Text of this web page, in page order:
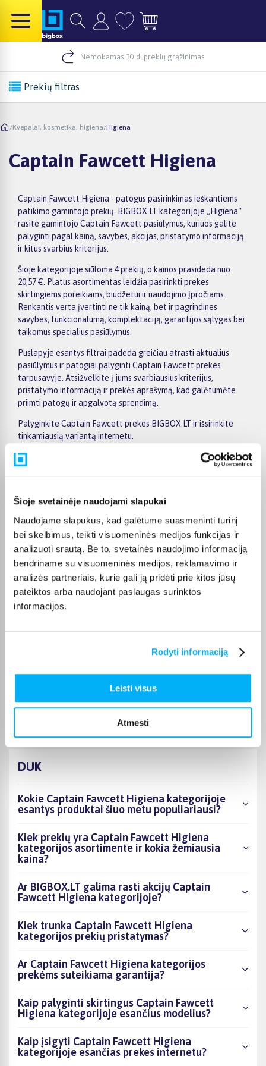
Šioje svetainėje naudojami slapukai
Naudojame slapukus, kad galėtume suasmeninti turinį
bei skelbimus, teikti visuomeninės medijos funkcijas ir
analizuoti srautą. Be to, svetainės naudojimo informaciją
bendriname su visuomeninės medijos, reklamavimo ir
analizės partneriais, kurie gali ją pridėti prie kitos jūsų
pateiktos arba naudojant paslaugas surinktos
informacijos.
Rodyti informaciją
Leisti visus
Atmesti
Nemokamas 30 d. prekių grąžinimas
Prekių filtras
/Kvepalai, kosmetika, higiena/Higiena
Captain Fawcett Higiena
Captain Fawcett Higiena - patogus pasirinkimas ieškantiems
patikimo gamintojo prekių. BIGBOX.LT kategorijoje „Higiena“
rasite gamintojo Captain Fawcett pasiūlymus, kuriuos galite
palyginti pagal kainą, savybes, akcijas, pristatymo informaciją
ir kitus svarbius kriterijus.
Šioje kategorijoje siūloma 4 prekių, o kainos prasideda nuo
20,57 €. Platus asortimentas leidžia pasirinkti prekes
skirtingiems poreikiams, biudžetui ir naudojimo įpročiams.
Renkantis verta įvertinti ne tik kainą, bet ir pagrindines
savybes, funkcionalumą, komplektaciją, garantijos sąlygas bei
taikomus specialius pasiūlymus.
Puslapyje esantys filtrai padeda greičiau atrasti aktualius
pasiūlymus ir patogiai palyginti Captain Fawcett prekes
tarpusavyje. Atsižvelkite į jums svarbiausius kriterijus,
pristatymo informaciją ir prekės aprašymą, kad galėtumėte
priimti patogų ir apgalvotą sprendimą.
Palyginkite Captain Fawcett prekes BIGBOX.LT ir išsirinkite
tinkamiausią variantą internetu.
Pirkėjų atsiliepimai apie prekes
Laima M.
Patvirtintas pirkėjas
JOKŪBAS V.
Monika D.
Puikiai.
DUK
Kokie Captain Fawcett Higiena kategorijoje
esantys produktai šiuo metu populiariausi?
Kiek prekių yra Captain Fawcett Higiena
kategorijos asortimente ir kokia žemiausia
kaina?
Ar BIGBOX.LT galima rasti akcijų Captain
Fawcett Higiena kategorijoje?
Kiek trunka Captain Fawcett Higiena
kategorijos prekių pristatymas?
Ar Captain Fawcett Higiena kategorijos
prekėms suteikiama garantija?
Kaip palyginti skirtingus Captain Fawcett
Higiena kategorijoje esančius modelius?
Kaip įsigyti Captain Fawcett Higiena
kategorijoje esančias prekes internetu?